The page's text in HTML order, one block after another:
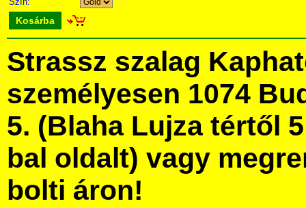
Kosárba
Strassz szalag
személyesen 1074
5. (Blaha Lujza tértől
bal oldalt) vagy
bolti áron!